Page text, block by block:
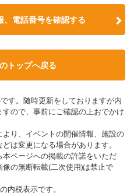
、電話番号を確認する
トップへ戻る
す。随時更新をしておりますが内
ので、事前にご確認の上おでかけ
り、イベントの開催情報、施設の
は変更になる場合があります。
ページへの掲載の許諾をいただ
の無断転載(二次使用)は禁止で
内税表示です。